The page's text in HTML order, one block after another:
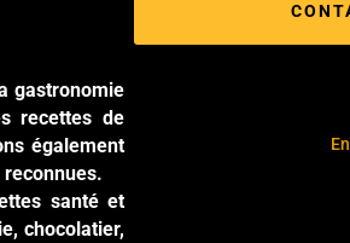
gastronomie
recettes de
également
santé et
chocolatier,